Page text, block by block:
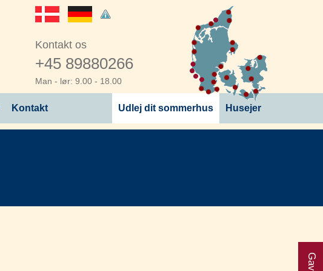
Kontakt os
+45 89880266
Man - lør: 9.00 - 18.00
Kontakt Husejer
Udlej dit sommerhus